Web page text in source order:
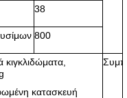
38
800
κιγκλιδώματα,
κατασκευή